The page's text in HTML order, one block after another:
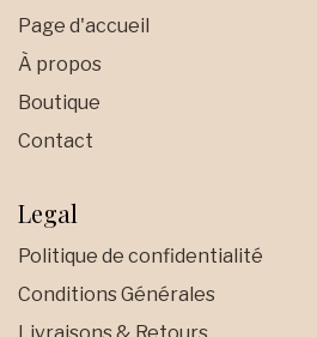
Page d'accueil
À propos
Boutique
Contact
Legal
Politique de confidentialité
Conditions Générales